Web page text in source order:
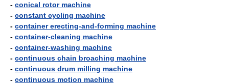
- conical rotor machine
- constant cycling machine
- container erecting-and-forming machine
- container-cleaning machine
- container-washing machine
- continuous chain broaching machine
- continuous drum milling machine
- continuous motion machine